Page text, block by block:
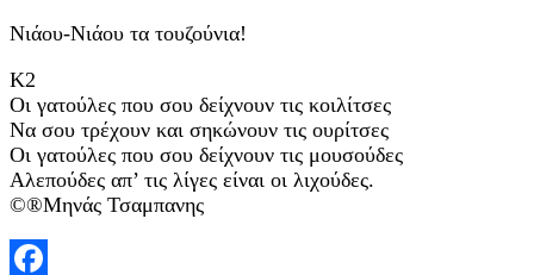
Νιάου-Νιάου τα τουζούνια!
Κ2
Οι γατούλες που σου δείχνουν τις κοιλίτσες
Nα σου τρέχουν και σηκώνουν τις ουρίτσες
Οι γατούλες που σου δείχνουν τις μουσούδες
Αλεπούδες απ’ τις λίγες είναι οι λιχούδες.
©®Μηνάς Τσαμπανης